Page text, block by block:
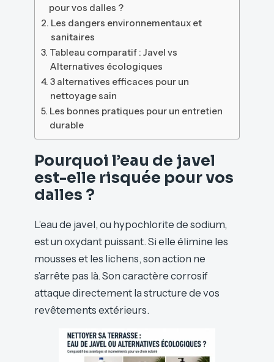
pour vos dalles ?
Les dangers environnementaux et
sanitaires
Tableau comparatif : Javel vs
Alternatives écologiques
3 alternatives efficaces pour un
nettoyage sain
Les bonnes pratiques pour un entretien
durable
Pourquoi l’eau de javel
est-elle risquée pour vos
dalles ?
L’eau de javel, ou hypochlorite de sodium,
est un oxydant puissant. Si elle élimine les
mousses et les lichens, son action ne
s’arrête pas là. Son caractère corrosif
attaque directement la structure de vos
revêtements extérieurs.